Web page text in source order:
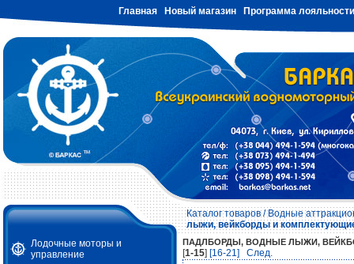
Главная Новый магазин Программа лояльности
Каталог товаров/Водные
лыжи, вейкборды и
Лодочные моторы и
управление
ПАДЛБОРДЫ, ВОДНЫЕ ЛЫЖИ,
[1-15] [16-21] Cлед.